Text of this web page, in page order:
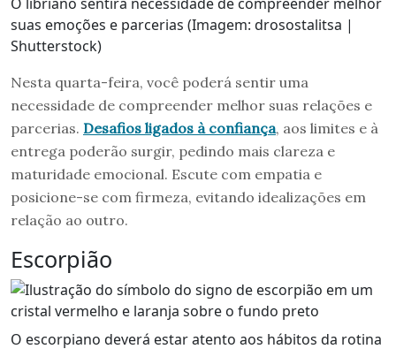
suas emoções e parcerias (Imagem: drosostalitsa |
Shutterstock)
Nesta quarta-feira, você poderá sentir uma
necessidade de compreender melhor suas relações e
parcerias. Desafios ligados à confiança, aos limites e à
entrega poderão surgir, pedindo mais clareza e
maturidade emocional. Escute com empatia e
posicione-se com firmeza, evitando idealizações em
relação ao outro.
Escorpião
O escorpiano deverá estar atento aos hábitos da rotina